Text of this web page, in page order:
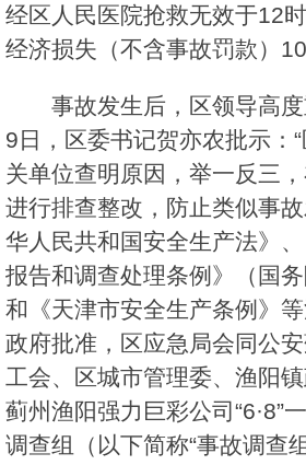
经区人民医院抢救无效于12
经济损失（不含事故罚款）
事故发生后，区领导高
9日，区委书记贺亦农批示：
关单位查明原因，举一反三
进行排查整改，防止类似事
华人民共和国安全生产法》
报告和调查处理条例》（国务
和《天津市安全生产条例》
政府批准，区应急局会同公
工会、区城市管理委、渔阳
蓟州渔阳强力巨彩公司“6·8”
调查组（以下简称“事故调查